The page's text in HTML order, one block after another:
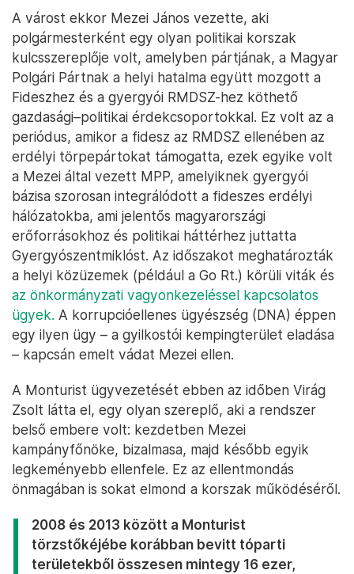
A várost ekkor Mezei János vezette, aki
polgármesterként egy olyan politikai korszak
kulcsszereplője volt, amelyben pártjának, a Magyar
Polgári Pártnak a helyi hatalma együtt mozgott a
Fideszhez és a gyergyói RMDSZ-hez köthető
gazdasági–politikai érdekcsoportokkal. Ez volt az a
periódus, amikor a fidesz az RMDSZ ellenében az
erdélyi törpepártokat támogatta, ezek egyike volt
a Mezei által vezett MPP, amelyiknek gyergyói
bázisa szorosan integrálódott a fideszes erdélyi
hálózatokba, ami jelentős magyarországi
erőforrásokhoz és politikai háttérhez juttatta
Gyergyószentmiklóst. Az időszakot meghatározták
a helyi közüzemek (például a Go Rt.) körüli viták és
az önkormányzati vagyonkezeléssel kapcsolatos
ügyek. A korrupcióellenes ügyészség (DNA) éppen
egy ilyen ügy – a gyilkostói kempingterület eladása
– kapcsán emelt vádat Mezei ellen.
A Monturist ügyvezetését ebben az időben Virág
Zsolt látta el, egy olyan szereplő, aki a rendszer
belső embere volt: kezdetben Mezei
kampányfőnöke, bizalmasa, majd később egyik
legkeményebb ellenfele. Ez az ellentmondás
önmagában is sokat elmond a korszak működéséről.
2008 és 2013 között a Monturist
törzstőkéjébe korábban bevitt tóparti
területekből összesen mintegy 16 ezer,